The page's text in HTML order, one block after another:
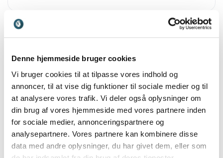
Denne hjemmeside bruger cookies
Vi bruger cookies til at tilpasse vores indhold og
annoncer, til at vise dig funktioner til sociale medier og til
at analysere vores trafik. Vi deler også oplysninger om
din brug af vores hjemmeside med vores partnere inden
for sociale medier, annonceringspartnere og
analysepartnere. Vores partnere kan kombinere disse
data med andre oplysninger, du har givet dem, eller som
arbejde sammen med. Han leverede et imponerende
hele forløbet. Både jeg og min slutkunde har kun
rosende ord.
Dina Plesner
Morten Resen
+Vis alle 19 anmeldelser